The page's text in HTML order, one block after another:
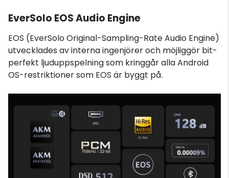
EverSolo EOS Audio Engine
EOS (EverSolo Original-Sampling-Rate Audio Engine)
utvecklades av interna ingenjörer och möjliggör bit-
perfekt ljuduppspelning som kringgår alla Android
OS-restriktioner som EOS är byggt på.